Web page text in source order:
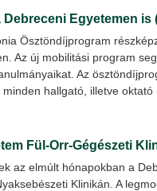
Egyetemen is
Ösztöndíjprogram
Az új mobilitási program
Az
hallgató, illetve
Fül-Orr-Gégészeti
az elmúlt hónapokban a
Klinikán. A